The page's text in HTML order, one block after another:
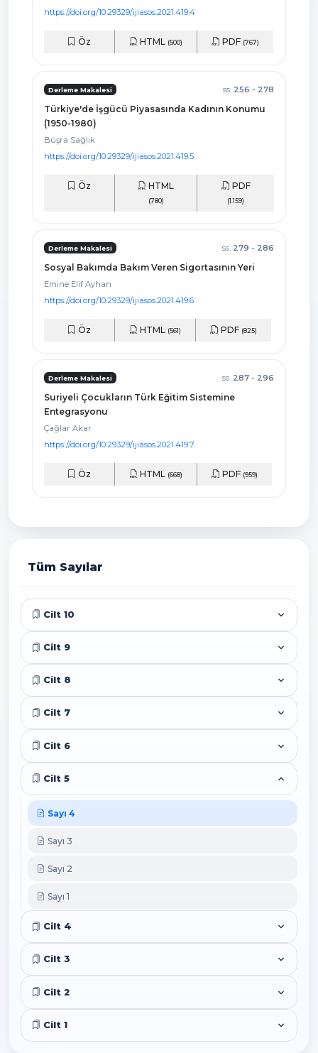
https://doi.org/10.29329/ijiasos.2021.419.4
Öz HTML (500) PDF (767)
Derleme Makalesi ss. 256 - 278
Türkiye'de İşgücü Piyasasında Kadının Konumu
(1950-1980)
Büşra Sağlık
https://doi.org/10.29329/ijiasos.2021.419.5
Öz HTML
(780)
PDF
(1.159)
Derleme Makalesi ss. 279 - 286
Sosyal Bakımda Bakım Veren Sigortasının Yeri
Emine Elif Ayhan
https://doi.org/10.29329/ijiasos.2021.419.6
Öz HTML (561) PDF (825)
Derleme Makalesi ss. 287 - 296
Suriyeli Çocukların Türk Eğitim Sistemine
Entegrasyonu
Çağlar Akar
https://doi.org/10.29329/ijiasos.2021.419.7
Öz HTML (668) PDF (959)
Tüm Sayılar
Cilt 10
Cilt 9
Cilt 8
Cilt 7
Cilt 6
Cilt 5
Sayı 4
Sayı 3
Sayı 2
Sayı 1
Cilt 4
Cilt 3
Cilt 2
Cilt 1